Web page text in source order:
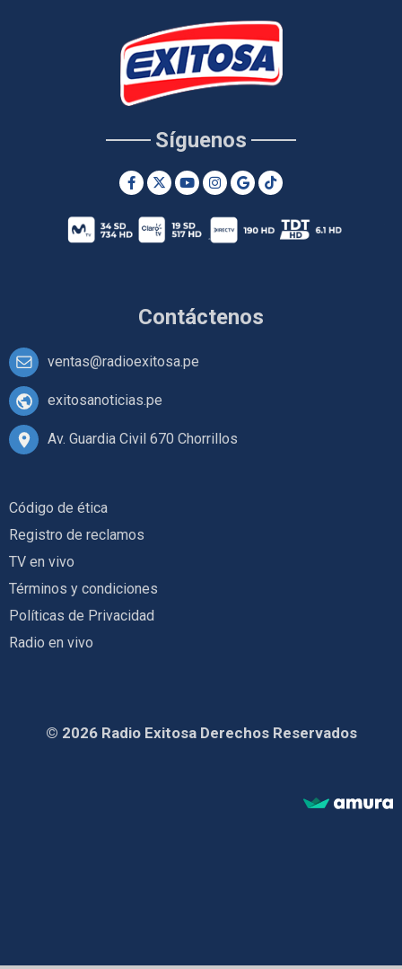
Contáctenos
ventas@radioexitosa.pe
exitosanoticias.pe
Av. Guardia Civil 670 Chorrillos
Síguenos
Código de ética
Registro de reclamos
TV en vivo
Términos y condiciones
Políticas de Privacidad
Radio en vivo
© 2026 Radio Exitosa Derechos Reservados